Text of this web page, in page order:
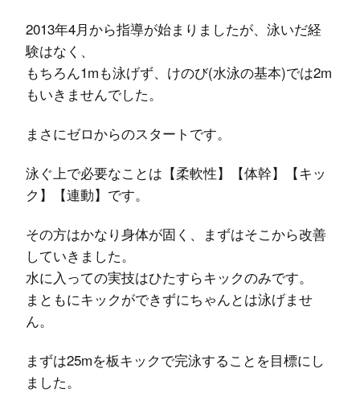
2013年4月から指導が始まりましたが、泳いだ経
験はなく、
もちろん1mも泳げず、けのび(水泳の基本)では2m
もいきませんでした。
まさにゼロからのスタートです。
泳ぐ上で必要なことは【柔軟性】【体幹】【キッ
ク】【連動】です。
その方はかなり身体が固く、まずはそこから改善
していきました。
水に入っての実技はひたすらキックのみです。
まともにキックができずにちゃんとは泳げませ
ん。
まずは25mを板キックで完泳することを目標にし
ました。